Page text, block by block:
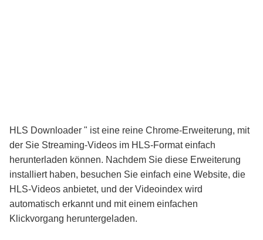
HLS Downloader " ist eine reine Chrome-Erweiterung, mit
der Sie Streaming-Videos im HLS-Formateinfach
herunterladen können. Nachdem Sie diese Erweiterung
installiert haben, besuchen Sie einfach eine Website, die
HLS-Videos anbietet, und der Videoindex wird
automatisch erkannt und mit einem einfachen
Klickvorgang heruntergeladen.